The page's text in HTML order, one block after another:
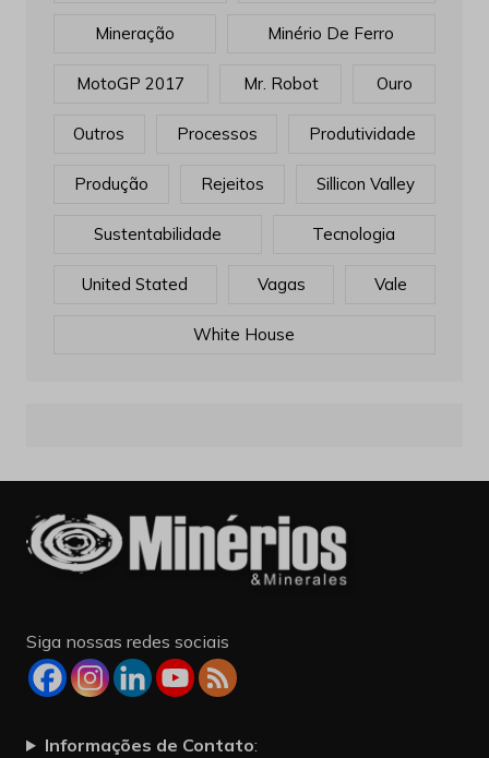
Mineração Minério De Ferro
MotoGP 2017 Mr. Robot Ouro
Outros Processos Produtividade
Produção Rejeitos Sillicon Valley
Sustentabilidade Tecnologia
United Stated Vagas Vale
White House
Siga nossas redes sociais
Informações de Contato: